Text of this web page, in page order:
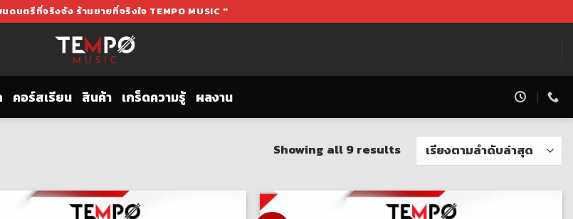
นดนตรีที่จริงจัง ร้านขายที่จริงใจ TEMPO MUSIC "
คอร์สเรียน สินค้า เกร็ดความรู้ ผลงาน
Showing all 9 results